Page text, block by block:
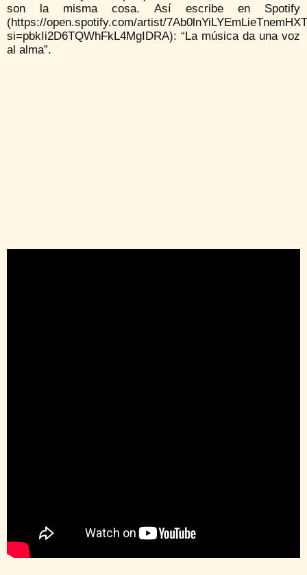
son la misma cosa. Así escribe en Spotify
(https://open.spotify.com/artist/
si=pbkIi2D6TQWhFkL4MgIDRA): “La música da una voz
al alma”.